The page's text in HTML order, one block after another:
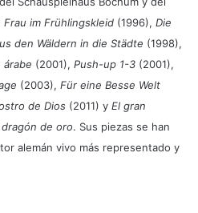
im Frühlingskleid (1996), Die
den Wäldern in die Städte (1998),
árabe (2001), Push-up 1-3 (2001),
(2003), Für eine Besse Welt
de Dios (2011) y El gran
dragón de oro. Sus piezas se han
alemán vivo más representado y